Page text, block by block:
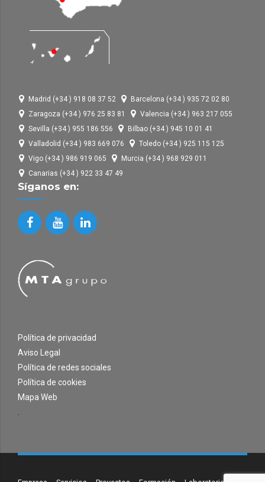
Madrid (+34 ) 918 08 37 52
Barcelona (+34 ) 935 72 02 80
Zaragoza (+34 ) 976 25 83 81
Valencia (+34 ) 963 217 055
Sevilla (+34 ) 955 186 556
Bilbao (+34 ) 945 10 01 41
Valladolid (+34 ) 983 669 076
Toledo (+34 ) 925 115 125
Vigo (+34 ) 986 919 065
Murcia (+34 ) 968 929 011
Canarias (+34 ) 922 33 47 49
Síganos en:
Política de privacidad
Aviso Legal
Política de redes sociales
Política de cookies
Mapa Web